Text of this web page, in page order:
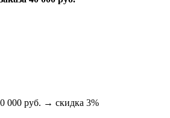
000 руб. → скидка 3%